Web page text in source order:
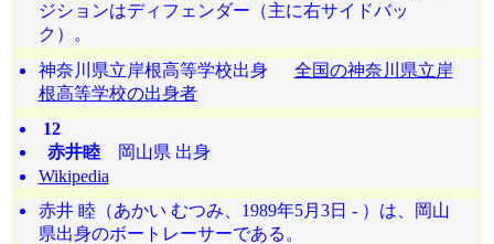
ジションはディフェンダー（主に右サイドバッ
ク）。
神奈川県立岸根高等学校出身 全国の神奈川県立岸
根高等学校の出身者
12
赤井睦岡山県 出身
Wikipedia
赤井 睦（あかい むつみ、1989年5月3日 - ）は、岡山
県出身のボートレーサーである。